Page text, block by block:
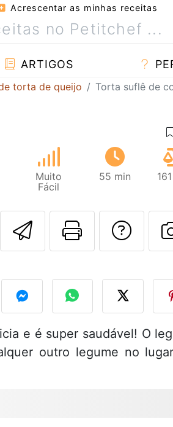
Acrescentar as minhas receitas
ARTIGOS
torta de queijo Torta suflê de
Muito
Fácil
55 min
Enviar esta
Imprima
e é super saudável! O
outro legume no